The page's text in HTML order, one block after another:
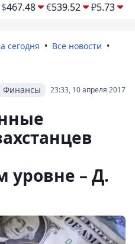
$467.48 €539.52 ₽5.73
сегодня
Все новости
23:33, 10 апреля 2017
Финансы
– Д.